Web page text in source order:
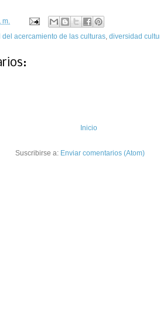
acercamiento de las culturas diversidad
Inicio
Suscribirse a: Enviar comentarios (Atom)